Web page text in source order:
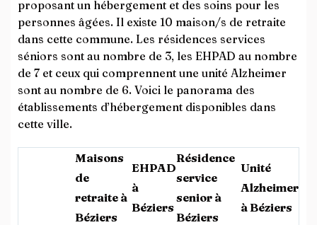
proposant un hébergement et des soins pour les
personnes âgées. Il existe 10 maison/s de retraite
dans cette commune. Les résidences services
séniors sont au nombre de 3, les EHPAD au nombre
de 7 et ceux qui comprennent une unité Alzheimer
sont au nombre de 6. Voici le panorama des
établissements d’hébergement disponibles dans
cette ville.
Maisons
de
retraite à
Béziers
EHPAD
à
Béziers
Résidence
service
senior à
Béziers
Unité
Alzheimer
à Béziers